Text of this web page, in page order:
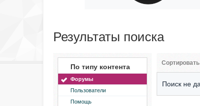
Результаты поиска
По типу контента
Форумы
Пользователи
Помощь
Сортировать
Поиск не